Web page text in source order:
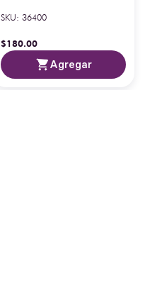
SKU: 36400
$180.00
Agregar